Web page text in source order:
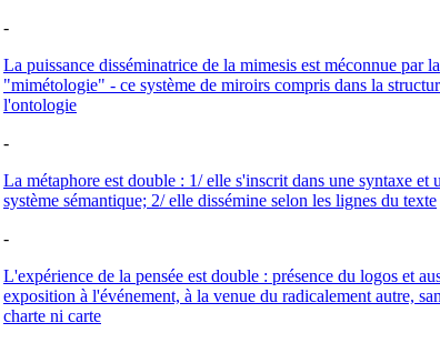
-
La puissance disséminatrice de la mimesis est méconnue par la
"mimétologie" - ce système de miroirs compris dans la
l'ontologie
-
La métaphore est double : 1/ elle s'inscrit dans une syntaxe et
système sémantique; 2/ elle dissémine selon les lignes du texte
-
L'expérience de la pensée est double : présence du logos et
exposition à l'événement, à la venue du radicalement autre,
charte ni carte